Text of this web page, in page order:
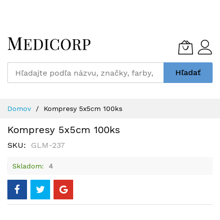
to
Content
Hľadať
Domov Kompresy 5x5cm 100ks
Kompresy 5x5cm 100ks
SKU GLM-237
Skladom 4